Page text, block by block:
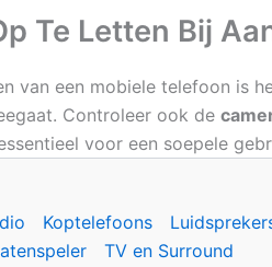
Te Letten Bij
van een mobiele telefoon is
Controleer ook de
voor een soepele
Koptelefoons
TV en Surround